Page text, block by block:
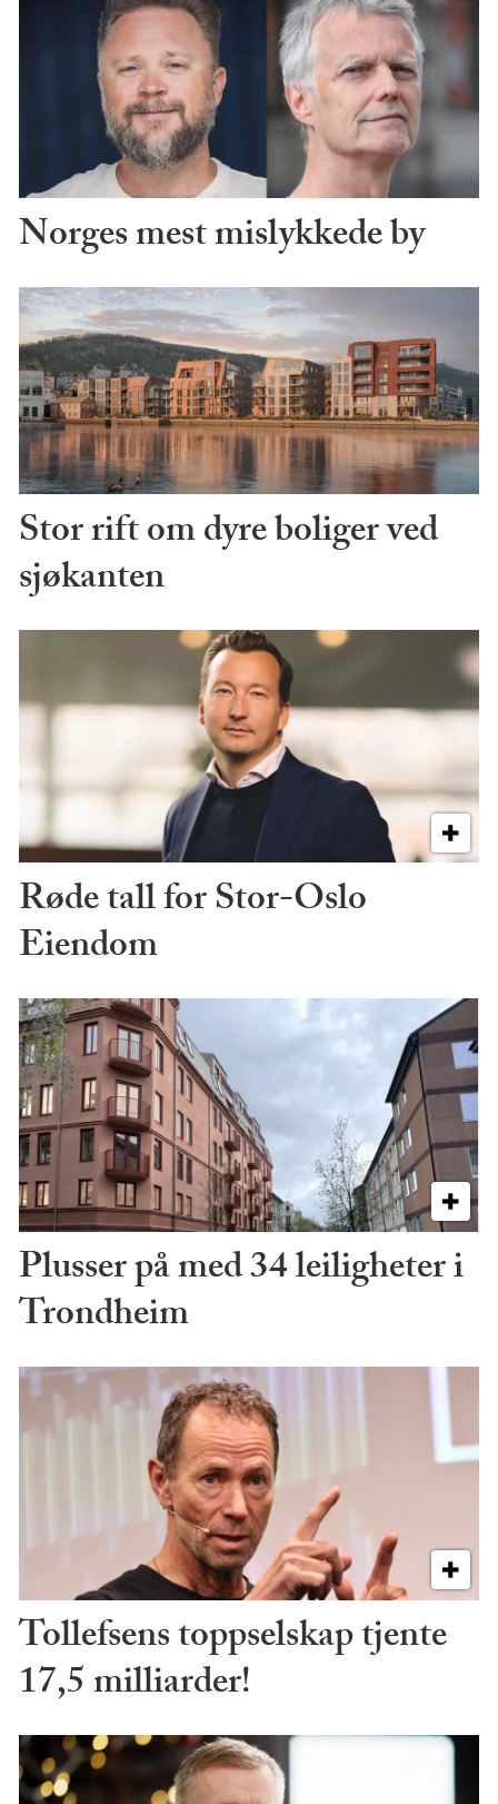
Norges mest mislykkede by
Stor rift om dyre boliger ved
sjøkanten
Røde tall for Stor-Oslo
Eiendom
Plusser på med 34 leiligheter i
Trondheim
Tollefsens toppselskap tjente
17,5 milliarder!